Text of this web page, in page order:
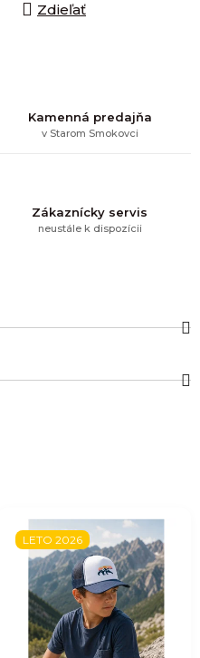
Zdieľať
Kamenná predajňa
v Starom Smokovci
Zákaznícky servis
neustále k dispozícii
LETO 2026